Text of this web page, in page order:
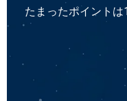
たまったポイントは